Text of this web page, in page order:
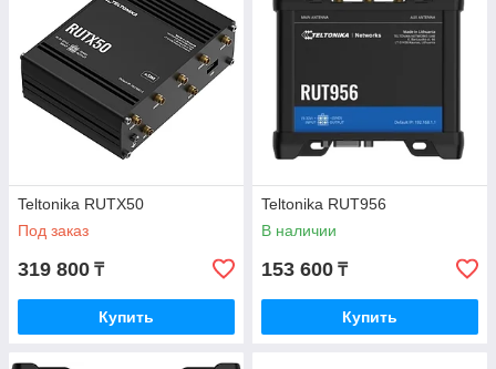
Teltonika RUTX50
Под заказ
319 800 ₸
Купить
Teltonika RUT956
В наличии
153 600 ₸
Купить